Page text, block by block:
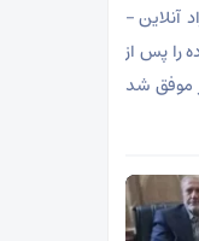
آنلاین –
را پس از
موفق شد